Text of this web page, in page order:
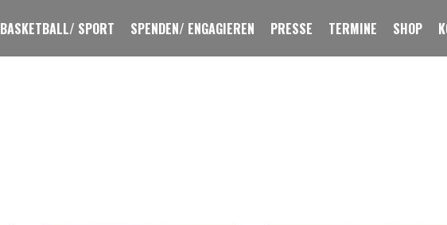
BASKETBALL/ SPORT SPENDEN/ ENGAGIEREN PRESSE TERMINE SHOP